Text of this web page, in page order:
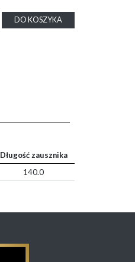
DO KOSZYKA
Długość zausznika
140.0